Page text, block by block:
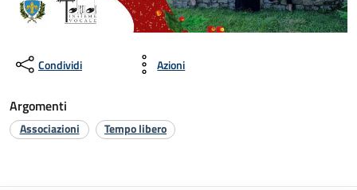
Condividi Azioni
Argomenti
Associazioni Tempo libero